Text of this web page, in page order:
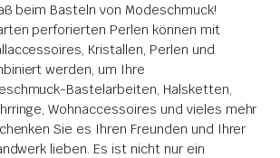
beim Basteln von Modeschmuck!
perforierten Perlen können mit
Kristallen, Perlen und
werden, um Ihre
Bastelarbeiten, Halsketten,
Wohnaccessoires und vieles mehr
Sie es Ihren Freunden und Ihrer
lieben. Es ist nicht nur ein